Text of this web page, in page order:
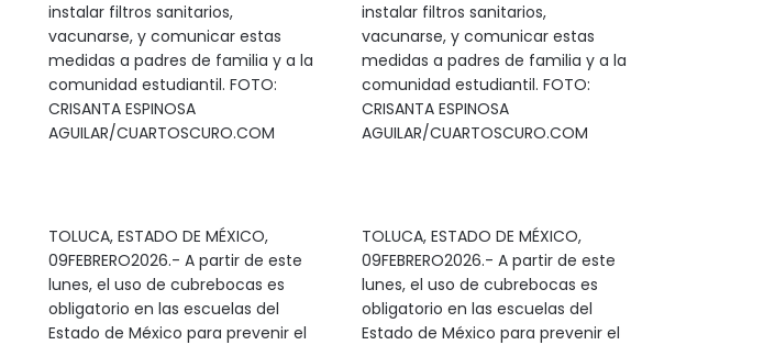
instalar filtros sanitarios,
vacunarse, y comunicar estas
medidas a padres de familia y a la
comunidad estudiantil. FOTO:
CRISANTA ESPINOSA
AGUILAR/CUARTOSCURO.COM
instalar filtros sanitarios,
vacunarse, y comunicar estas
medidas a padres de familia y a la
comunidad estudiantil. FOTO:
CRISANTA ESPINOSA
AGUILAR/CUARTOSCURO.COM
TOLUCA, ESTADO DE MÉXICO,
09FEBRERO2026.- A partir de este
lunes, el uso de cubrebocas es
obligatorio en las escuelas del
Estado de México para prevenir el
TOLUCA, ESTADO DE MÉXICO,
09FEBRERO2026.- A partir de este
lunes, el uso de cubrebocas es
obligatorio en las escuelas del
Estado de México para prevenir el